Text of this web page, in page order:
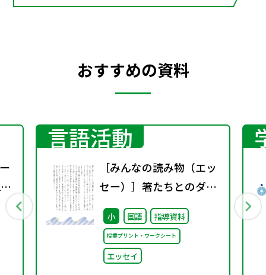
おすすめの資料
言語活動
［みんなの読み物（エッ
セー）］箸たちとのダン
ス
小 国語 指導資料
授業プリント・ワークシート
エッセイ